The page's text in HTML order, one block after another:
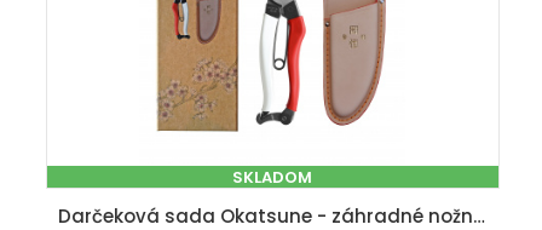
SKLADOM
Darčeková sada Okatsune - záhradné nožnice 103 + púzdro 108